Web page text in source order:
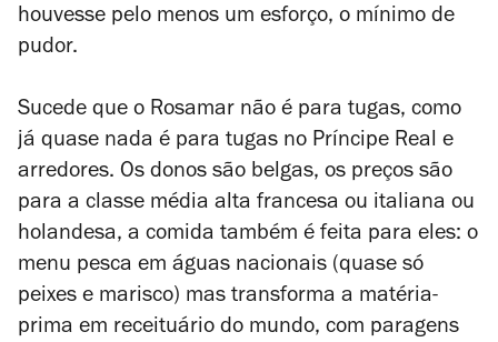
houvesse pelo menos um esforço, o mínimo de
pudor.
Sucede que o Rosamar não é para tugas, como
já quase nada é para tugas no Príncipe Real e
arredores. Os donos são belgas, os preços são
para a classe média alta francesa ou italiana ou
holandesa, a comida também é feita para eles: o
menu pesca em águas nacionais (quase só
peixes e marisco) mas transforma a matéria-
prima em receituário do mundo, com paragens